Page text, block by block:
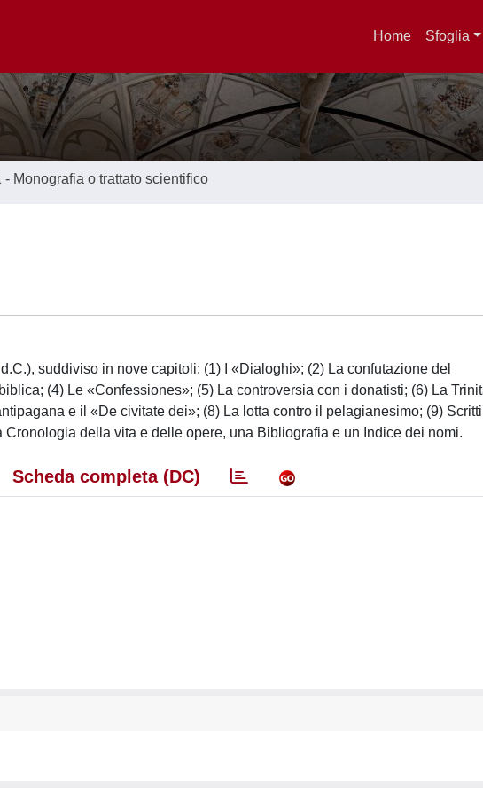
Home Sfoglia
- Monografia o trattato scientifico
suddiviso in nove capitoli: (1) I «Dialoghi»; (2) La confutazione del
(4) Le «Confessiones»; (5) La controversia con i donatisti; (6) La
e il «De civitate dei»; (8) La lotta contro il pelagianesimo; (9)
della vita e delle opere, una Bibliografia e un Indice dei nomi.
Scheda completa (DC)